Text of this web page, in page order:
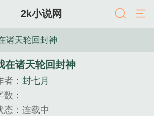
2k小说网
诸天轮回封神
在诸天轮回封神
者： 封七月
数：
态：连载中